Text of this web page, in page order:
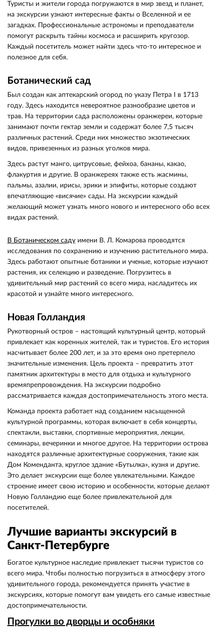
Туристы и жители города погружаются в мир звезд и планет,
на экскурсии узнают интересные факты о Вселенной и ее
загадках. Профессиональные астрономы и преподаватели
помогут раскрыть тайны космоса и расширить кругозор.
Каждый посетитель может найти здесь что-то интересное и
полезное для себя.
Ботанический сад
Был создан как аптекарский огород по указу Петра I в 1713
году. Здесь находится невероятное разнообразие цветов и
трав. На территории сада расположены оранжереи, которые
занимают почти гектар земли и содержат более 7,5 тысяч
различных растений. Среди них множество экзотических
видов, привезенных из разных уголков мира.
Здесь растут манго, цитрусовые, фейхоа, бананы, какао,
флакуртия и другие. В оранжереях также есть жасмины,
пальмы, азалии, ирисы, эрики и эпифиты, которые создают
впечатляющие «висячие» сады. На экскурсии каждый
желающий может узнать много нового и интересного обо всех
видах растений.
В Ботаническом саду имени В. Л. Комарова проводятся
исследования по сохранению и изучению растительного мира.
Здесь работают опытные ботаники и ученые, которые изучают
растения, их селекцию и разведение. Погрузитесь в
удивительный мир растений со всего мира, насладитесь их
красотой и узнайте много интересного.
Новая Голландия
Рукотворный остров – настоящий культурный центр, который
привлекает как коренных жителей, так и туристов. Его история
насчитывает более 200 лет, и за это время оно претерпело
значительные изменения. Цель проекта – превратить этот
памятник архитектуры в место для отдыха и культурного
времяпрепровождения. На экскурсии подробно
рассматривается каждая достопримечательность этого места.
Команда проекта работает над созданием насыщенной
культурной программы, которая включает в себя концерты,
спектакли, выставки, спортивные мероприятия, лекции,
семинары, вечеринки и многое другое. На территории острова
находятся различные архитектурные сооружения, такие как
Дом Коменданта, круглое здание «Бутылка», кузня и другие.
Это делает экскурсии еще более увлекательными. Каждое
строение имеет свою историю и особенности, которые делают
Новую Голландию еще более привлекательной для
посетителей.
Лучшие варианты экскурсий в
Санкт-Петербурге
Богатое культурное наследие привлекает тысячи туристов со
всего мира. Чтобы полностью погрузиться в атмосферу этого
удивительного города, рекомендуется принять участие в
экскурсиях, которые помогут вам увидеть его самые известные
достопримечательности.
Прогулки во дворцы и особняки